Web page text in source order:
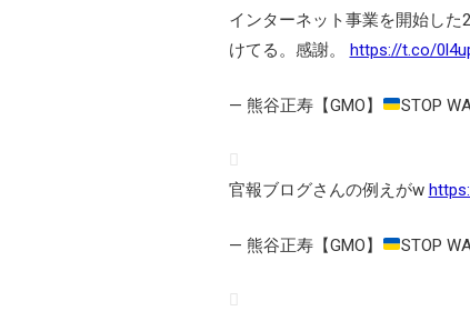
インターネット事業を開始し
けてる。感謝。 https://t.co/
— 熊谷正寿【GMO】 STOP
官報ブログさんの例えがw
— 熊谷正寿【GMO】 STOP